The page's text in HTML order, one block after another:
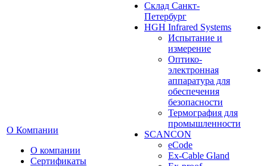
О Компании
О компании
Сертификаты
Cклад Санкт-
Петербург
HGH Infrared Systems
Испытание и
измерение
Оптико-
электронная
аппаратура для
обеспечения
безопасности
Термография для
промышленности
SCANCON
eCode
Ex-Cable Gland